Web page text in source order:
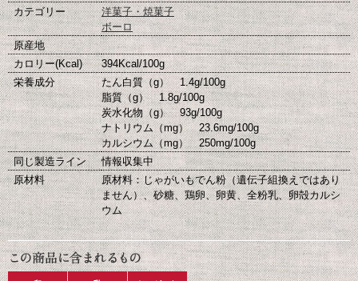
カテゴリー
洋菓子・焼菓子
ボーロ
原産地
カロリー(Kcal)
394Kcal/100g
栄養成分
たん白質（g） 1.4g/100g
脂質（g） 1.8g/100g
炭水化物（g） 93g/100g
ナトリウム（mg） 23.6mg/100g
カルシウム（mg） 250mg/100g
同じ製造ライン
情報収集中
原材料
原材料：じゃがいもでん粉（遺伝子組換えではあり
ません）、砂糖、鶏卵、卵黄、全粉乳、卵殻カルシ
ウム